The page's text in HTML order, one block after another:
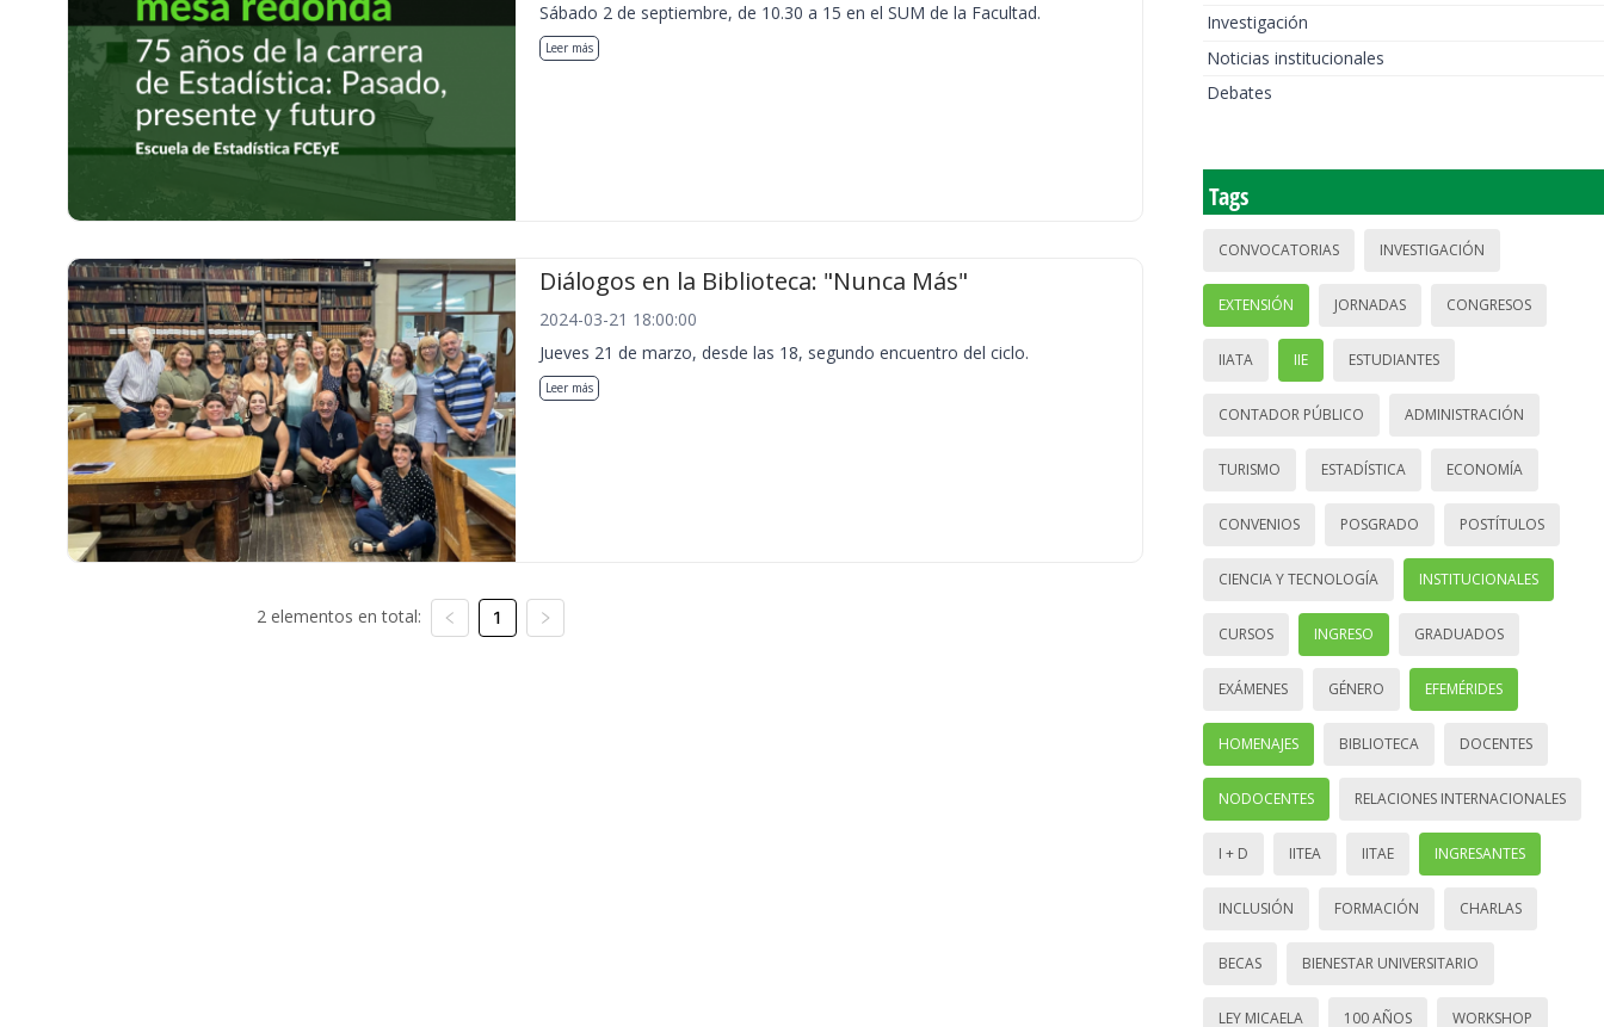
Sábado 2 de septiembre, de 10.30 a 15 en el SUM de la Facultad.
Leer más
Diálogos en la Biblioteca: "Nunca Más"
2024-03-21 18:00:00
Jueves 21 de marzo, desde las 18, segundo encuentro del ciclo.
Leer más
2 elementos en total: 1
Investigación
Noticias institucionales
Debates
Tags
CONVOCATORIAS INVESTIGACIÓN
EXTENSIÓN JORNADAS CONGRESOS
IIATA IIE ESTUDIANTES
CONTADOR PÚBLICO ADMINISTRACIÓN
TURISMO ESTADÍSTICA ECONOMÍA
CONVENIOS POSGRADO POSTÍTULOS
CIENCIA Y TECNOLOGÍA INSTITUCIONALES
CURSOS INGRESO GRADUADOS
EXÁMENES GÉNERO EFEMÉRIDES
HOMENAJES BIBLIOTECA DOCENTES
NODOCENTES RELACIONES INTERNACIONALES
I + D IITEA IITAE INGRESANTES
INCLUSIÓN FORMACIÓN CHARLAS
BECAS BIENESTAR UNIVERSITARIO
LEY MICAELA 100 AÑOS WORKSHOP